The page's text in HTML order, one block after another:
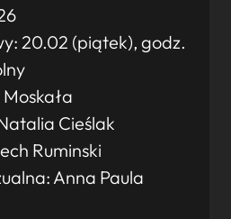
20.02 (piątek), godz.
Cieślak
Ruminski
Anna Paula